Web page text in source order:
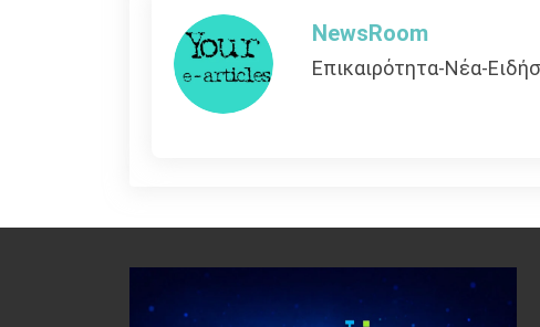
NewsRoom
Επικαιρότητα-Νέα-